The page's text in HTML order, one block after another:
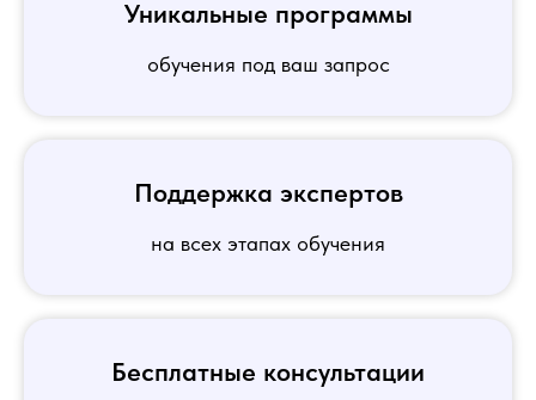
Уникальные программы
обучения под ваш запрос
Поддержка экспертов
на всех этапах обучения
Бесплатные консультации